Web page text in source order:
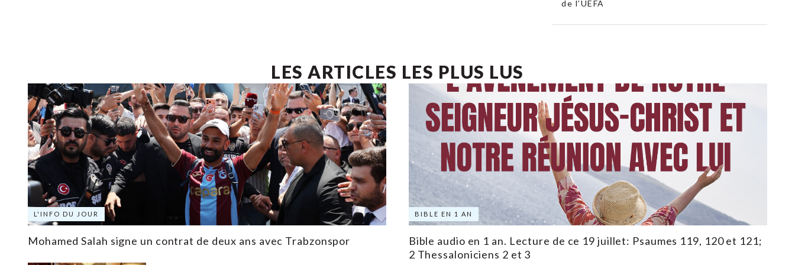
de l’UEFA
LES ARTICLES LES PLUS LUS
L'INFO DU JOUR
Mohamed Salah signe un contrat de deux ans avec Trabzonspor
BIBLE EN 1 AN
Bible audio en 1 an. Lecture de ce 19 juillet: Psaumes 119, 120 et 121;
2 Thessaloniciens 2 et 3